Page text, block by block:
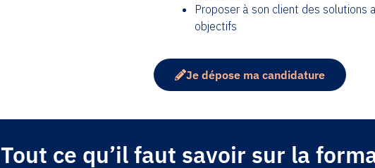
Proposer à son client des solutions
objectifs
Je dépose ma candidature
Tout ce qu’il faut savoir sur la